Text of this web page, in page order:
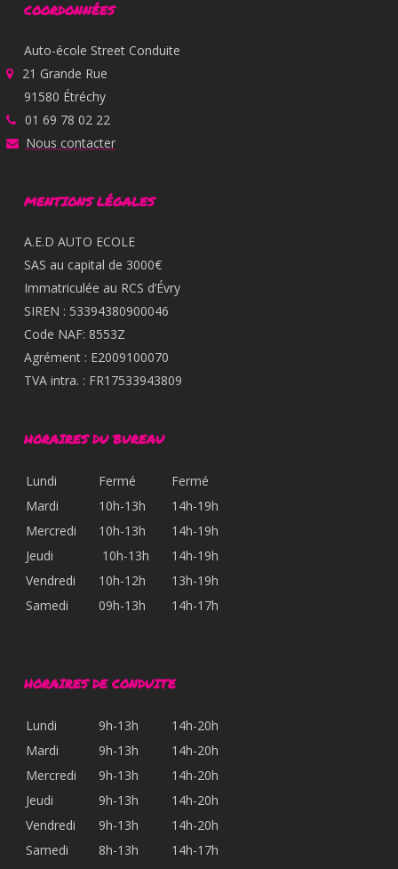
COORDONNÉES
Auto-école Street Conduite
21 Grande Rue
91580 Étréchy
01 69 78 02 22
Nous contacter
MENTIONS LÉGALES
A.E.D AUTO ECOLE
SAS au capital de 3000€
Immatriculée au RCS d’Évry
SIREN : 53394380900046
Code NAF: 8553Z
Agrément : E2009100070
TVA intra. : FR17533943809
HORAIRES DU BUREAU
Lundi Fermé
Fermé
Mardi
10h-13h
14h-19h
Mercredi
10h-13h
14h-19h
Jeudi
10h-13h
14h-19h
Vendredi
10h-12h
13h-19h
Samedi
09h-13h 14h-17h
HORAIRES DE CONDUITE
Lundi 9h-13h
14h-20h
Mardi
9h-13h
14h-20h
Mercredi
9h-13h
14h-20h
Jeudi
9h-13h
14h-20h
Vendredi
9h-13h
14h-20h
Samedi
8h-13h 14h-17h